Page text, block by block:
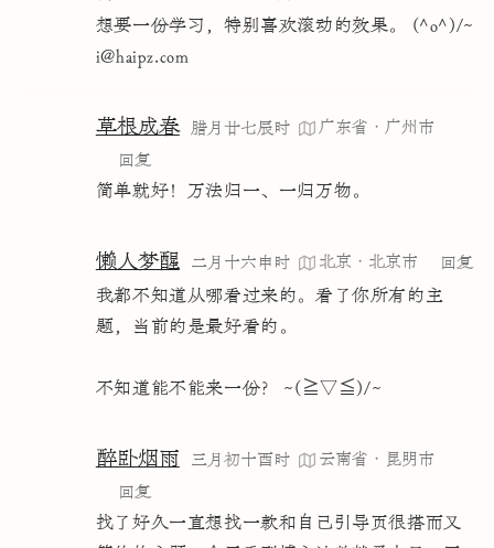
i@haipz.com
草根成春 腊月廿七辰时
广东省·广州市
回复
简单就好！万法归一、一归万物。
懒人梦醒 二月十六申时 北京·北京市
回复
我都不知道从哪看过来的。看了你所有的主
题，当前的是最好看的。
不知道能不能来一份？ ~(≧▽≦)/~
醉卧烟雨 三月初十酉时
云南省·昆明市
回复
找了好久一直想找一款和自己引导页很搭而又